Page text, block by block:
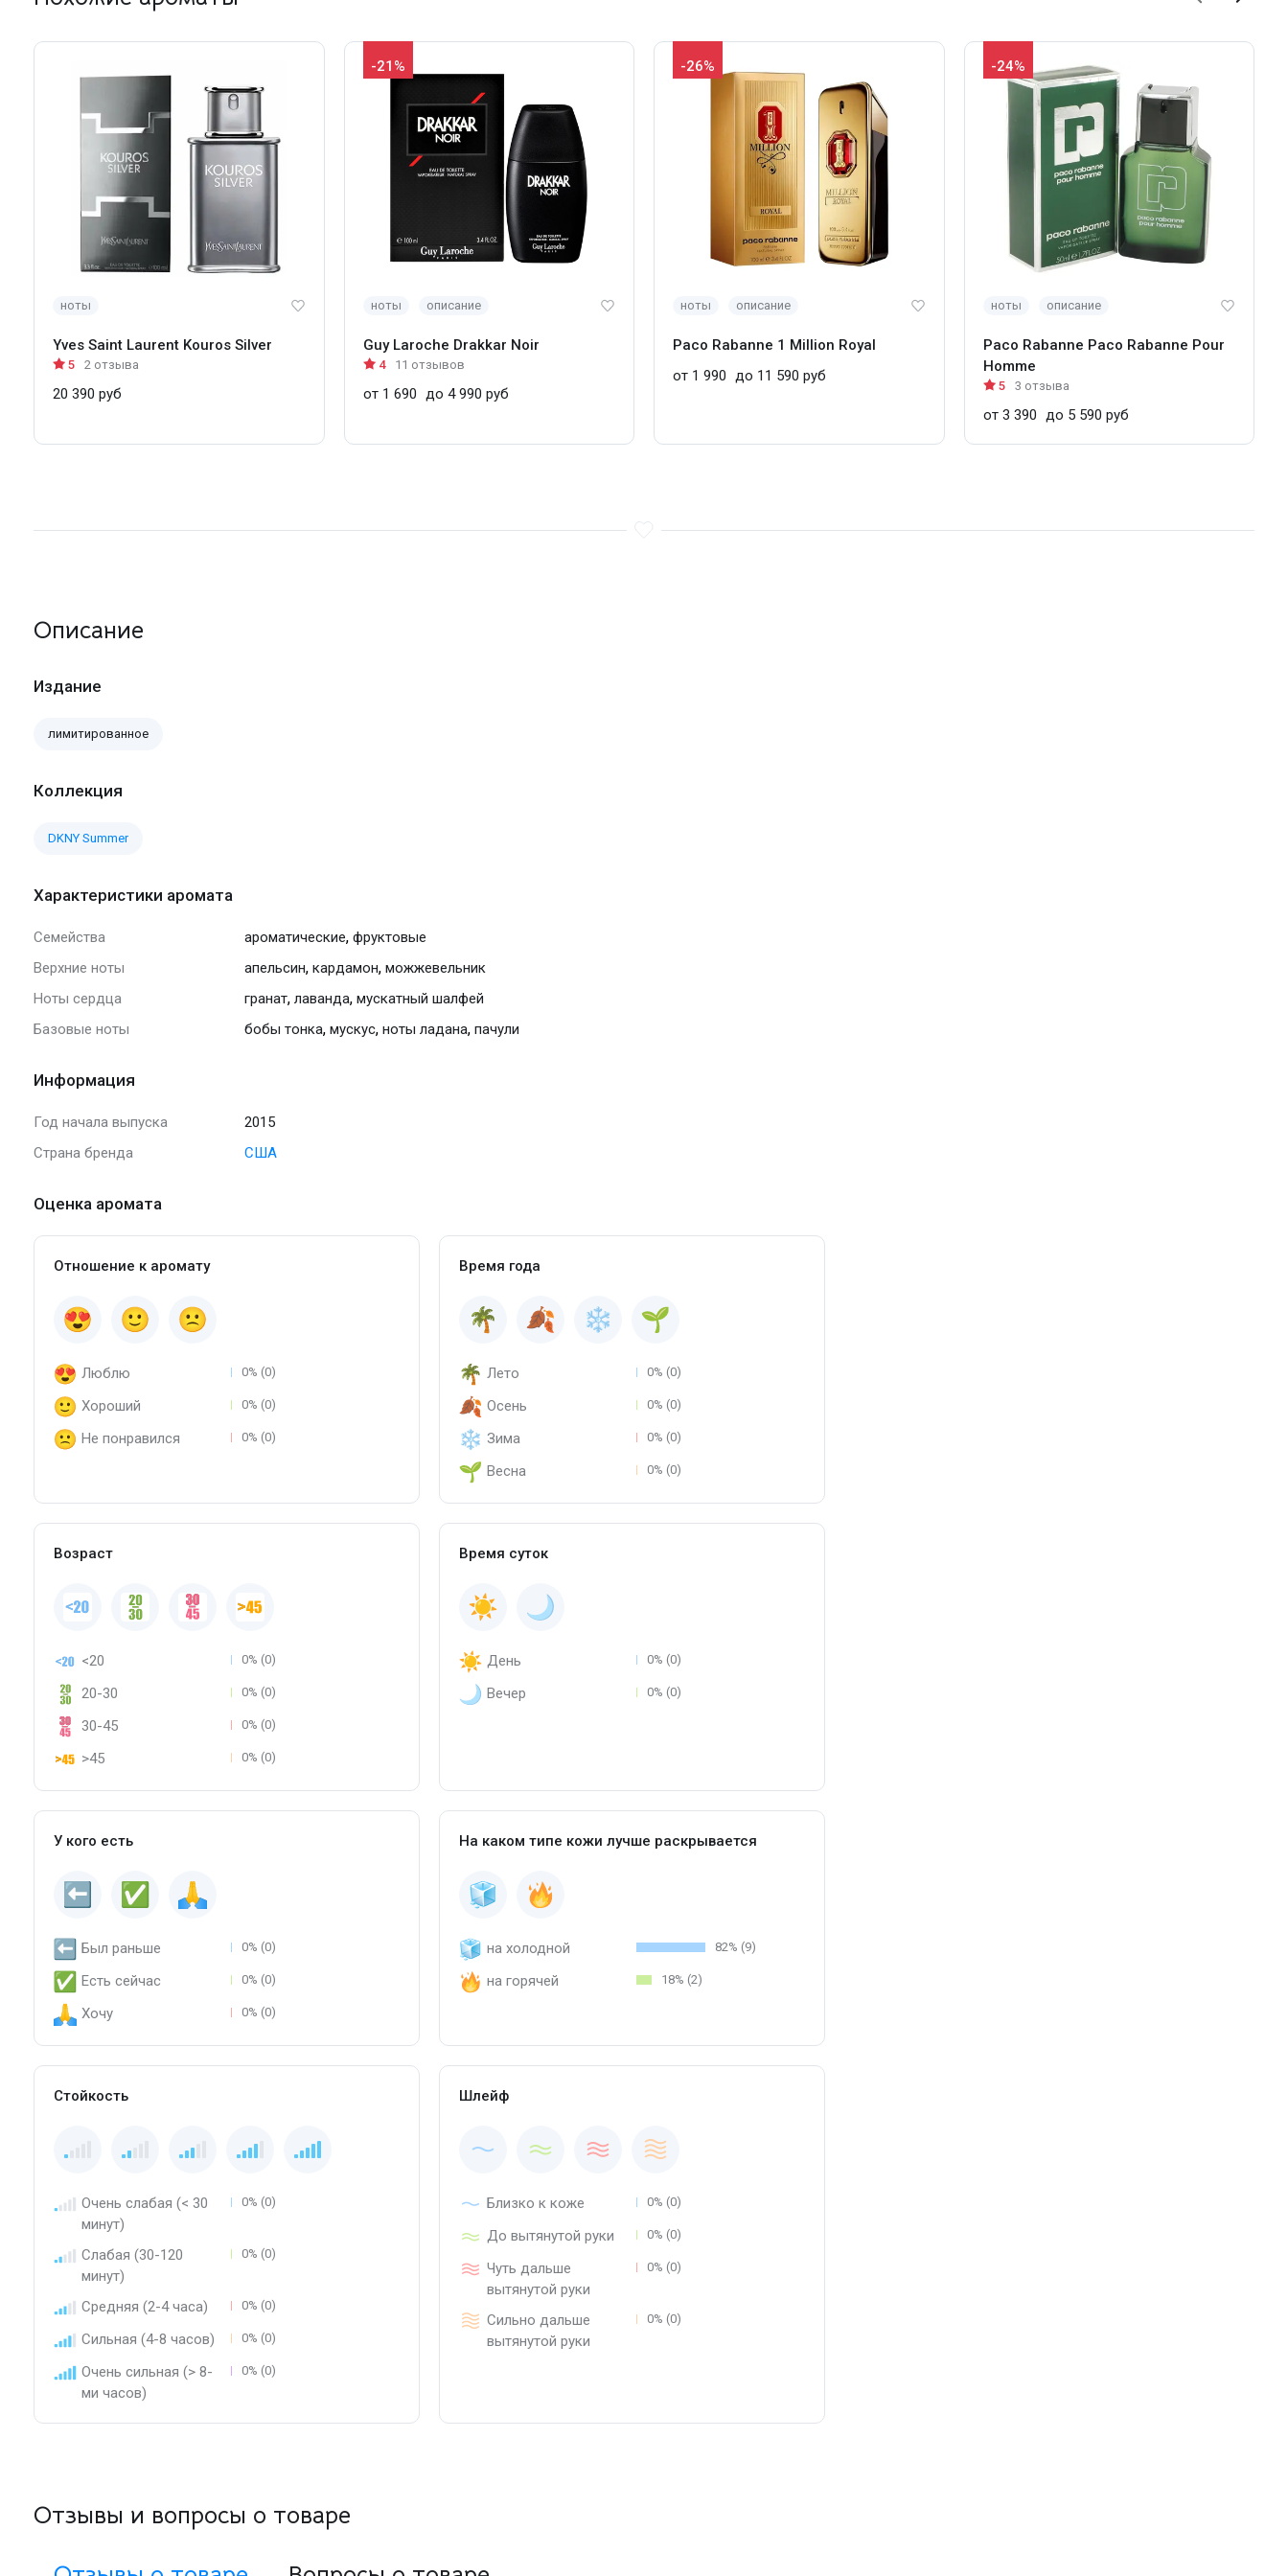
ноты
Yves Saint Laurent Kouros Silver
5 2 отзыва
20 390 руб
-21%
ноты описание
Guy Laroche Drakkar Noir
4 11 отзывов
от 1 690 до 4 990 руб
-26%
ноты описание
Paco Rabanne 1 Million Royal
от 1 990 до 11 590 руб
-24%
ноты описание
Paco Rabanne Paco Rabanne Pour
Homme
5 3 отзыва
от 3 390 до 5 590 руб
Описание
Издание
лимитированное
Коллекция
DKNY Summer
Характеристики аромата
Семейства ароматические, фруктовые
Верхние ноты
апельсин, кардамон, можжевельник
Ноты сердца
гранат, лаванда, мускатный шалфей
Базовые ноты
бобы тонка, мускус, ноты ладана, пачули
Информация
Год начала выпуска
2015
Страна бренда
США
Оценка аромата
Отношение к аромату
Люблю 0% (0)
Хороший 0% (0)
Не понравился 0% (0)
Время года
Лето 0% (0)
Осень 0% (0)
Зима 0% (0)
Весна 0% (0)
Возраст
<20 0% (0)
20-30 0% (0)
30-45 0% (0)
>45 0% (0)
Время суток
День 0% (0)
Вечер 0% (0)
У кого есть
Был раньше 0% (0)
Есть сейчас 0% (0)
Хочу 0% (0)
На каком типе кожи лучше раскрывается
на холодной 82% (9)
на горячей 18% (2)
Стойкость
Очень слабая (< 30
минут)
0% (0)
Слабая (30-120
минут)
0% (0)
Средняя (2-4 часа) 0% (0)
Сильная (4-8 часов) 0% (0)
Очень сильная (> 8-
ми часов)
0% (0)
Шлейф
Близко к коже 0% (0)
До вытянутой руки 0% (0)
Чуть дальше
вытянутой руки
0% (0)
Сильно дальше
вытянутой руки
0% (0)
Отзывы и вопросы о товаре